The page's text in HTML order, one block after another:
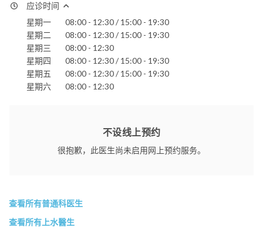
应诊时间
星期一
08:00 - 12:30 / 15:00 - 19:30
星期二
08:00 - 12:30 / 15:00 - 19:30
星期三
08:00 - 12:30
星期四
08:00 - 12:30 / 15:00 - 19:30
星期五
08:00 - 12:30 / 15:00 - 19:30
星期六
08:00 - 12:30
不设线上预约
很抱歉，此医生尚未启用网上预约服务。
查看所有普通科医生
查看所有上水醫生